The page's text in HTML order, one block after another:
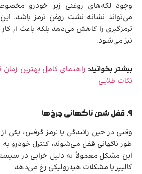
وجود لکه‌های روغنی زیر خودرو
می‌تواند نشانه نشت روغن ترمز باشد.
ترمزگیری را کاهش می‌دهد بلکه باعث از
نیز می‌شود.
بیشتر بخوانید: راهنمای کامل بهترین
نکات طلایی
۹. قفل شدن ناگهانی چرخ‌ها
وقتی در حین رانندگی یا ترمز گرفتن، یکی
طور ناگهانی قفل می‌شوند، کنترل
کالیپر یا مشکلات هیدرولیکی رخ می‌دهد.